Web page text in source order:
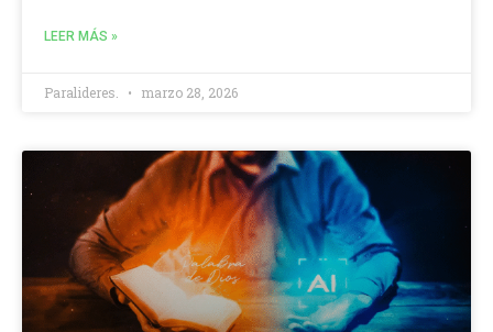
LEER MÁS »
Paralideres. marzo 28, 2026